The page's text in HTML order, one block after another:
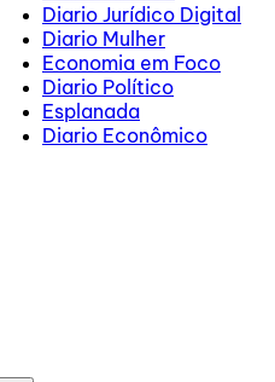
Diario Jurídico Digital
Diario Mulher
Economia em Foco
Diario Político
Esplanada
Diario Econômico